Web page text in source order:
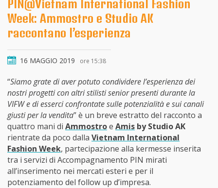
PIN@Vietnam International Fashion
Week: Ammostro e Studio AK
raccontano l’esperienza
16 MAGGIO 2019 ore 15:38
“Siamo grate di aver potuto condividere l’esperienza dei
nostri progetti con altri stilisti senior presenti durante la
VIFW e di esserci confrontate sulle potenzialità e sui canali
giusti per la vendita” è un breve estratto del racconto a
quattro mani di Ammostroe Amis by Studio AK
rientrate da poco dalla Vietnam International
Fashion Week, partecipazione alla kermesse inserita
tra i servizi di Accompagnamento PIN mirati
all’inserimento nei mercati esteri e per il
potenziamento del follow up d’impresa.